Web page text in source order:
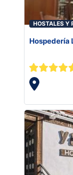
HOSTALES Y
Hospedería